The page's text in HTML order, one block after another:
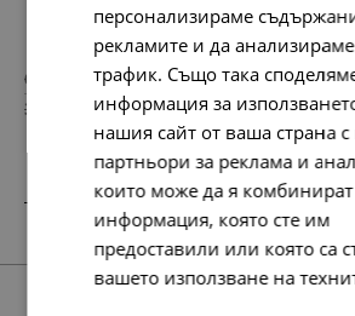
68. 37.16 лв.
35. 19.00 €
SALE
персонализираме
рекламите и да
трафик. Също така
информация за
нашия сайт от ваша страна
партньори за реклама и
които може да я комбинират
информация, която сте им
предоставили или която са
вашето използване на